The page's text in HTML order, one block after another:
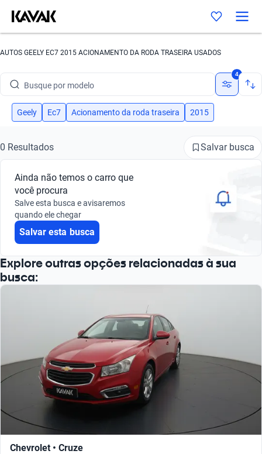
AUTOS GEELY EC7 2015 ACIONAMENTO DA RODA TRASEIRA USADOS
Busque por modelo
Busque por versão
Busque por marca
Busque por modelo
Busque por versão
4
Geely Ec7 Acionamento da roda traseira 2015
0 Resultados Salvar busca
Ainda não temos o carro que
você procura
Salve esta busca e avisaremos
quando ele chegar
Salvar esta busca
Explore outras opções relacionadas à sua
busca:
Chevrolet • Cruze